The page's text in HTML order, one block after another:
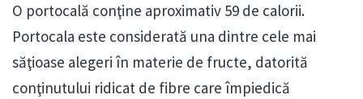
O portocală conţine aproximativ 59 de calorii.
Portocala este considerată una dintre cele mai
săţioase alegeri în materie de fructe, datorită
conţinutului ridicat de fibre care împiedică